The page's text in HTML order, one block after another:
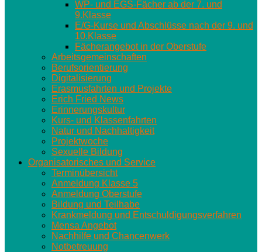
WP- und EGS-Fächer ab der 7. und
9.Klasse
E/G-Kurse und Abschlüsse nach der 9. und
10.Klasse
Fächerangebot in der Oberstufe
Arbeitsgemeinschaften
Berufsorientierung
Digitalisierung
Erasmusfahrten und Projekte
Erich Fried News
Erinnerungskultur
Kurs- und Klassenfahrten
Natur und Nachhaltigkeit
Projektwoche
Sexuelle Bildung
Organisatorisches und Service
Terminübersicht
Anmeldung Klasse 5
Anmeldung Oberstufe
Bildung und Teilhabe
Krankmeldung und Entschuldigungsverfahren
Mensa Angebot
Nachhilfe und Chancenwerk
Notbetreuung